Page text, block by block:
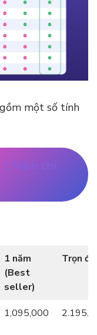
một số tính
Năm chỉ
1 năm
(Best
seller)
Trọn
1,095,000